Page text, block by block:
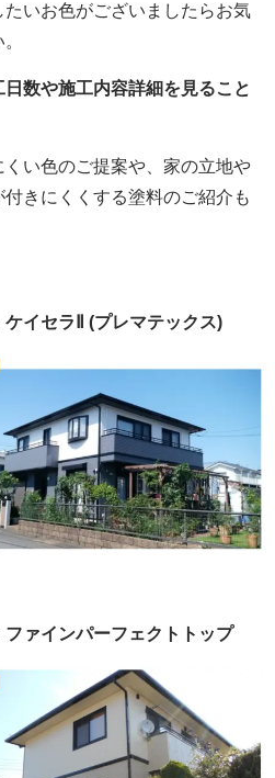
いお色がございましたらお気
数や施工内容詳細を見ること
い色のご提案や、家の立地や
きにくくする塗料のご紹介も
ケイセラⅡ (プレマテックス)
ファインパーフェクトトップ